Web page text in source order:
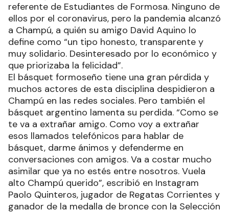
referente de Estudiantes de Formosa. Ninguno de
ellos por el coronavirus, pero la pandemia alcanzó
a Champú, a quién su amigo David Aquino lo
define como “un tipo honesto, transparente y
muy solidario. Desinteresado por lo económico y
que priorizaba la felicidad”.
El básquet formoseño tiene una gran pérdida y
muchos actores de esta disciplina despidieron a
Champú en las redes sociales. Pero también el
básquet argentino lamenta su perdida. “Como se
te va a extrañar amigo. Como voy a extrañar
esos llamados telefónicos para hablar de
básquet, darme ánimos y defenderme en
conversaciones con amigos. Va a costar mucho
asimilar que ya no estés entre nosotros. Vuela
alto Champú querido”, escribió en Instagram
Paolo Quinteros, jugador de Regatas Corrientes y
ganador de la medalla de bronce con la Selección